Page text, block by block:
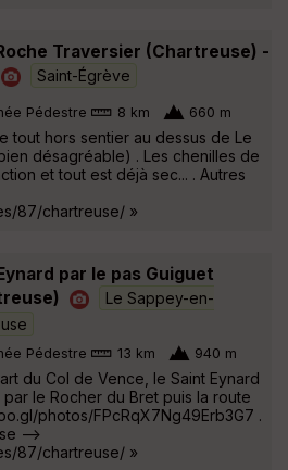
Traversier (Chartreuse) -
Saint-Égrève
Pédestre 8 km 660 m
tout hors sentier au dessus de Le
désagréable) . Les chenilles de
et tout est déjà sec... . Autres
87/chartreuse/ »
par le pas Guiguet
Le Sappey-en-
Pédestre 13 km 940 m
du Col de Vence, le Saint Eynard
le Rocher du Bret puis la route
photos/FPcRqX7Ng49Erb3G7 .
-->
87/chartreuse/ »